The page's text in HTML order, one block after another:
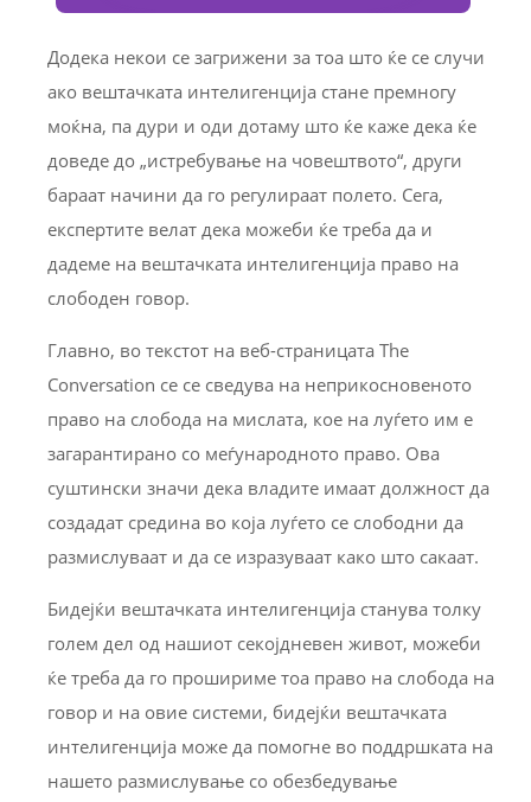
Додека некои се загрижени за тоа што ќе се случи
ако вештачката интелигенција стане премногу
моќна, па дури и оди дотаму што ќе каже дека ќе
доведе до „истребување на човештвото“, други
бараат начини да го регулираат полето. Сега,
експертите велат дека можеби ќе треба да и
дадеме на вештачката интелигенција право на
слободен говор.
Главно, во текстот на веб-страницата The
Conversation се се сведува на неприкосновеното
право на слобода на мислата, кое на луѓето им е
загарантирано со меѓународното право. Ова
суштински значи дека владите имаат должност да
создадат средина во која луѓето се слободни да
размислуваат и да се изразуваат како што сакаат.
Бидејќи вештачката интелигенција станува толку
голем дел од нашиот секојдневен живот, можеби
ќе треба да го прошириме тоа право на слобода на
говор и на овие системи, бидејќи вештачката
интелигенција може да помогне во поддршката на
нашето размислување со обезбедување